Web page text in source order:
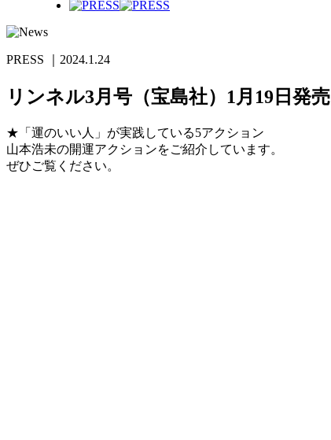
PRESS ｜2024.1.24
リンネル3月号（宝島社）1月19日発売
★「運のいい人」が実践している5アクション
山本浩未の開運アクションをご紹介しています。
ぜひご覧ください。